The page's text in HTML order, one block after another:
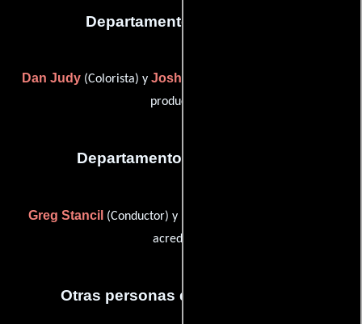
Departamento de editorial
Dan Judy(Colorista) y Joshua Parker
producción)
Departamento de transporte
Greg Stancil (Conductor) y
acreditar))
Otras personas que participaron